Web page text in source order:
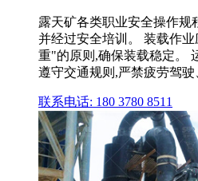
露天矿各类职业安全操作规
并经过安全培训。 装载作
重"的原则,确保装载稳定。
遵守交通规则,严禁疲劳驾驶
联系电话: 180 3780 8511